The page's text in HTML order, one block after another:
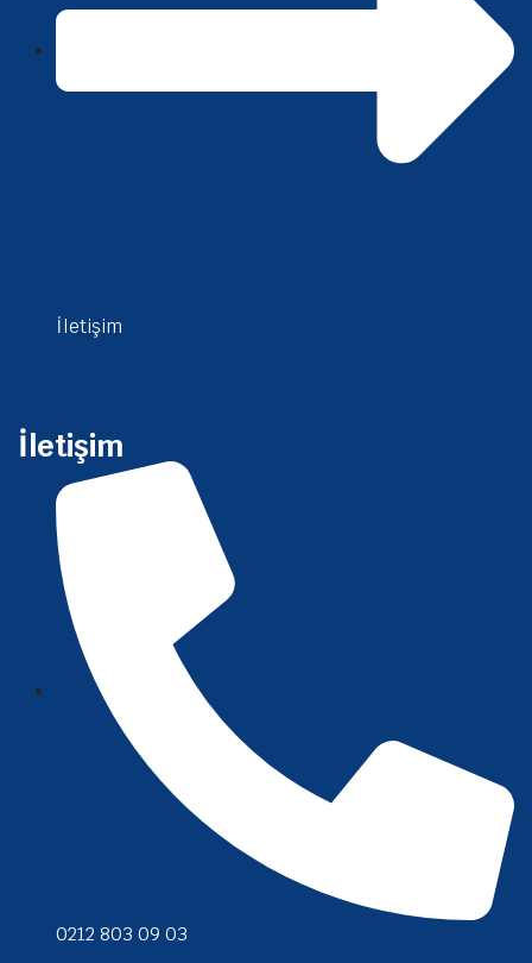
İletişim
İletişim
0212 803 09 03